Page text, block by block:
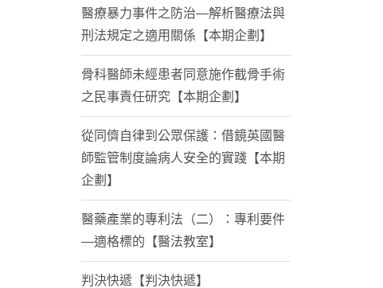
醫療暴力事件之防治—解析醫療法與
刑法規定之適用關係【本期企劃】
骨科醫師未經患者同意施作截骨手術
之民事責任研究【本期企劃】
從同儕自律到公眾保護：借鏡英國醫
師監管制度論病人安全的實踐【本期
企劃】
醫藥產業的專利法（二）：專利要件
—適格標的【醫法教室】
判決快遞【判決快遞】